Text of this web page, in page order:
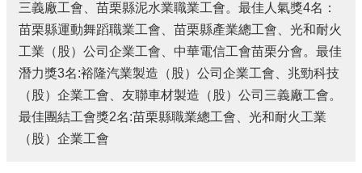
區
網
站
三義廠工會、苗栗縣泥水業職業工會。最佳人氣獎4名：
苗栗縣運動舞蹈職業工會、苗栗縣產業總工會、光和耐火
工業（股）公司企業工會、中華電信工會苗栗分會。最佳
潛力獎3名:裕隆汽業製造（股）公司企業工會、兆勁科技
（股）企業工會、友聯車材製造（股）公司三義廠工會。
最佳團結工會獎2名:苗栗縣職業總工會、光和耐火工業
（股）企業工會